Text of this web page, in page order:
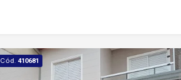
ambiente. O interior da casa reflete
elegância e praticidade. A área social é
Cód. 410681